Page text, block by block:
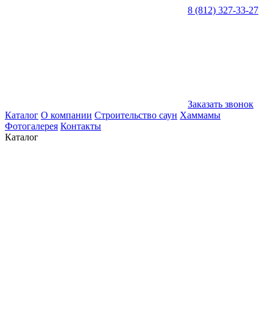
8 (812) 327-33-27
Заказать звонок
Каталог О компании Строительство саун Хаммамы
Фотогалерея Контакты
Каталог